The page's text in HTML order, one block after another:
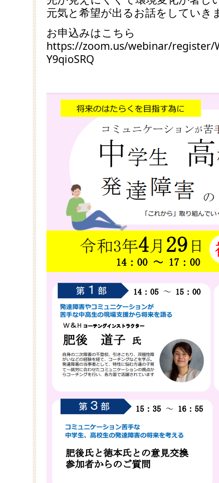
元気と希望が出るお話をしていき
お申込みはこちら
https://zoom.us/webinar/register/
Y9qioSRQ